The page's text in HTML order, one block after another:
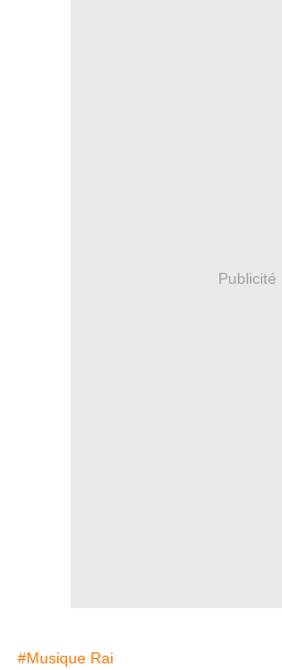
Publicité
#Musique Rai